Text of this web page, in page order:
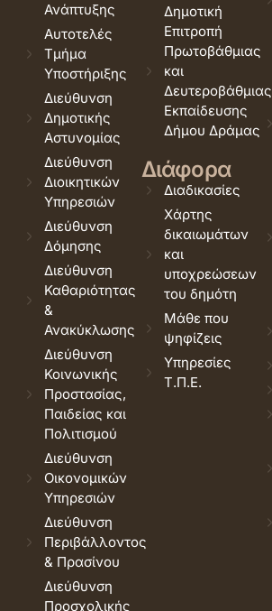
Ανάπτυξης
Αυτοτελές
Τμήμα
Υποστήριξης
Διεύθυνση
Δημοτικής
Αστυνομίας
Διεύθυνση
Διοικητικών
Υπηρεσιών
Διεύθυνση
Δόμησης
Διεύθυνση
Καθαριότητας
&
Ανακύκλωσης
Διεύθυνση
Κοινωνικής
Προστασίας,
Παιδείας και
Πολιτισμού
Διεύθυνση
Οικονομικών
Υπηρεσιών
Διεύθυνση
Περιβάλλοντος
& Πρασίνου
Διεύθυνση
Προσχολικής
Δημοτική
Επιτροπή
Πρωτοβάθμιας
και
Δευτεροβάθμιας
Εκπαίδευσης
Δήμου Δράμας
Διάφορα
Διαδικασίες
Χάρτης
δικαιωμάτων
και
υποχρεώσεων
του δημότη
Μάθε που
ψηφίζεις
Υπηρεσίες
Τ.Π.Ε.